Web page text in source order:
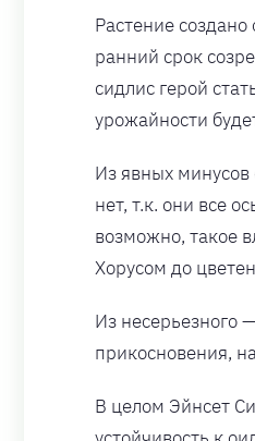
Растение
ранний срок
сидлис герой
урожайности
Из явных минусов
нет, т.к. они все
возможно, такое
Хорусом до
Из несерьезного
прикосновения,
В целом Эйнсет